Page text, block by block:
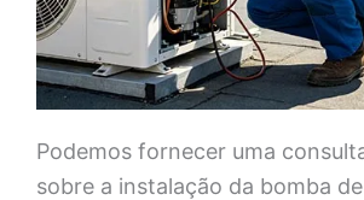
Podemos fornecer uma
sobre a instalação da bomba